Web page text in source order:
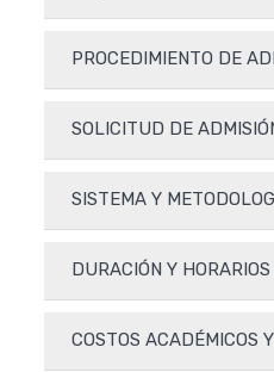
PROCEDIMIENTO DE
SOLICITUD DE
SISTEMA Y
DURACIÓN Y
COSTOS ACADÉMICOS